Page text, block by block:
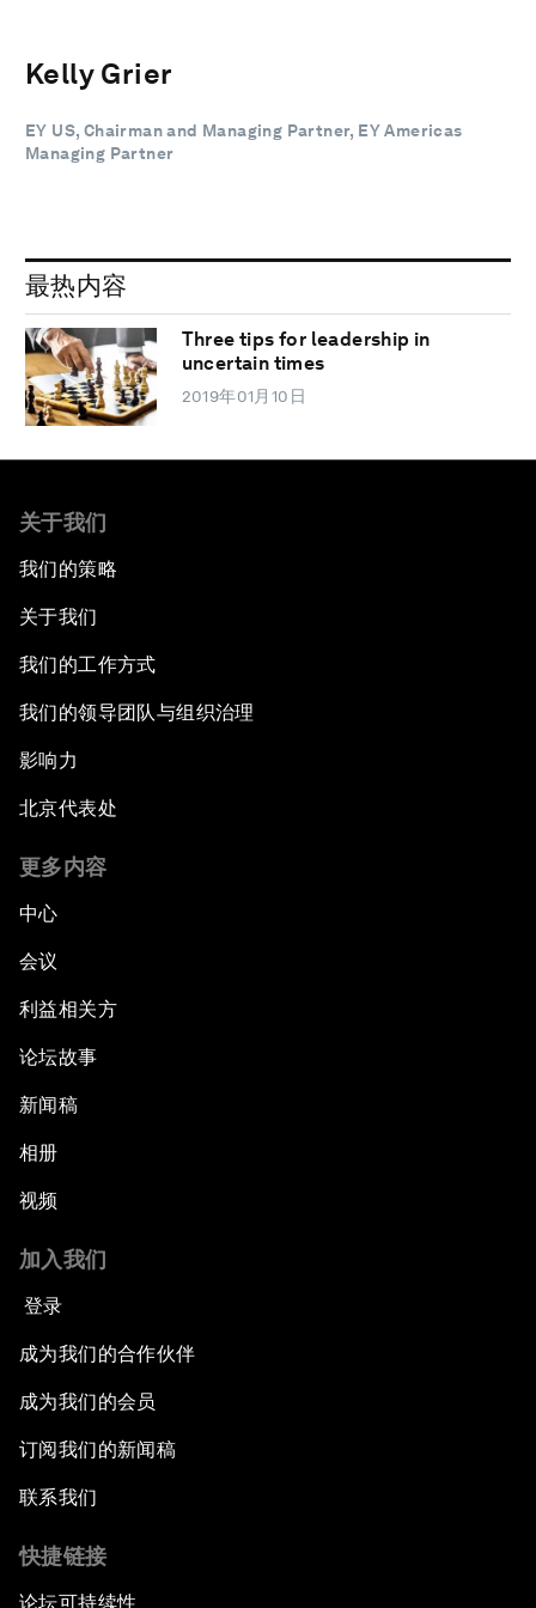
Kelly Grier
EY US, Chairman and Managing Partner, EY Americas
Managing Partner
最热内容
Three tips for leadership in
uncertain times
2019年01月10日
关于我们
我们的策略
关于我们
我们的工作方式
我们的领导团队与组织治理
影响力
北京代表处
更多内容
中心
会议
利益相关方
论坛故事
新闻稿
相册
视频
加入我们
登录
成为我们的合作伙伴
成为我们的会员
订阅我们的新闻稿
联系我们
快捷链接
论坛可持续性